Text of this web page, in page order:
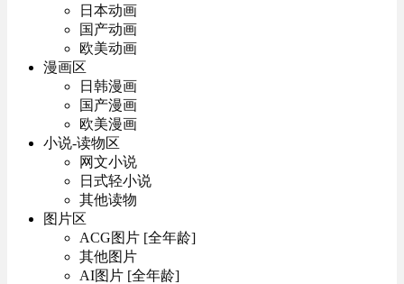
日本动画
国产动画
欧美动画
漫画区
日韩漫画
国产漫画
欧美漫画
小说-读物区
网文小说
日式轻小说
其他读物
图片区
ACG图片 [全年龄]
其他图片
AI图片 [全年龄]